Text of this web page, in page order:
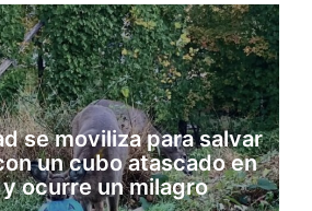
se moviliza para salvar
un cubo atascado en
ocurre un milagro